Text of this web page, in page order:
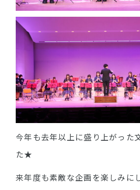
今年も去年以上に盛り上がった
た★
来年度も素敵な企画を楽しみに